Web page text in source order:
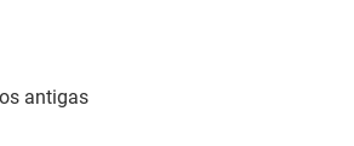
antigas